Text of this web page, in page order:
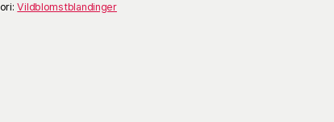
Vildblomstblandinger